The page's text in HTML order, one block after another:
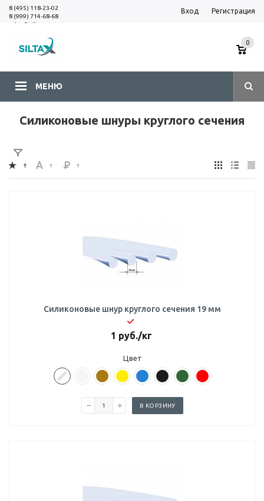
8 (495) 118-23-02
8 (999) 714-68-68
sales@siltax.ru
Вход Регистрация
МЕНЮ
0
Силиконовые шнуры круглого сечения
Силиконовые шнур круглого сечения 19 мм
1 руб./кг
Цвет
В КОРЗИНУ